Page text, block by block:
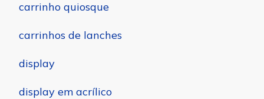
carrinho quiosque
carrinhos de lanches
display
display em acrílico